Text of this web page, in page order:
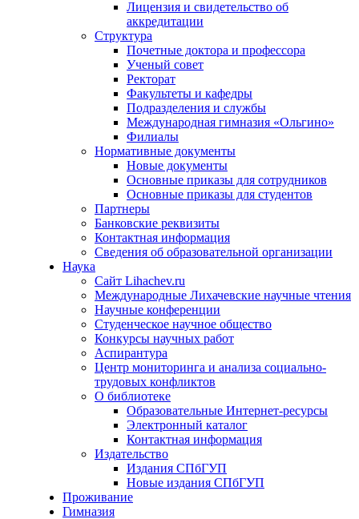
Лицензия и свидетельство об
аккредитации
Структура
Почетные доктора и профессора
Ученый совет
Ректорат
Факультеты и кафедры
Подразделения и службы
Международная гимназия «Ольгино»
Филиалы
Нормативные документы
Новые документы
Основные приказы для сотрудников
Основные приказы для студентов
Партнеры
Банковские реквизиты
Контактная информация
Сведения об образовательной организации
Наука
Сайт Lihachev.ru
Международные Лихачевские научные чтения
Научные конференции
Студенческое научное общество
Конкурсы научных работ
Аспирантура
Центр мониторинга и анализа социально-
трудовых конфликтов
О библиотеке
Образовательные Интернет-ресурсы
Электронный каталог
Контактная информация
Издательство
Издания СПбГУП
Новые издания СПбГУП
Проживание
Гимназия